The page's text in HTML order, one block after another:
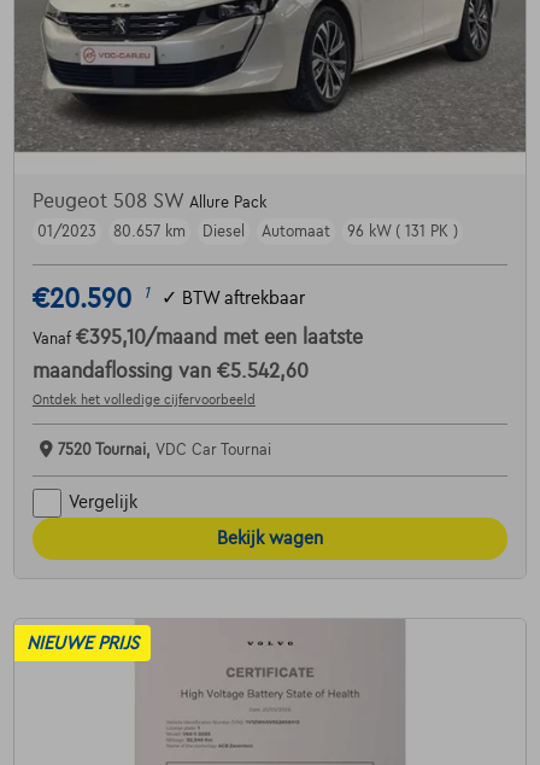
Peugeot 508 SW Allure Pack
01/2023
80.657 km Diesel Automaat 96 kW ( 131 PK )
€20.590 1 ✓ BTW aftrekbaar
Vanaf €395,10/maand met een laatste
maandaflossing van €5.542,60
Ontdek het volledige cijfervoorbeeld
7520 Tournai, VDC Car Tournai
Vergelijk
Bekijk wagen
NIEUWE PRIJS